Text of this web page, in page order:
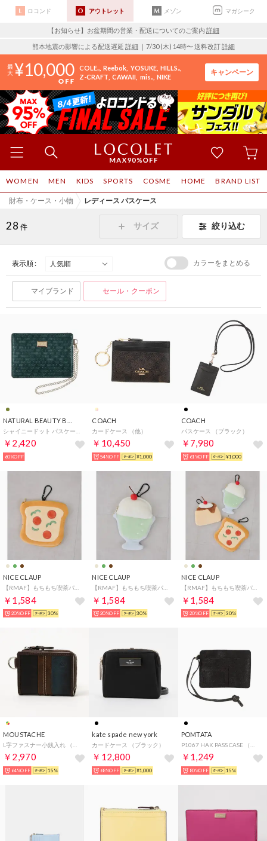
ロコンド アウトレット メゾン マガシーク
【お知らせ】お盆期間の営業・配送についてのご案内 詳細
熊本地震の影響による配送遅延 詳細 ｜7/30 (木) 14時〜 送料改訂詳細
10,000 COLE.. Reebok YOSUKE HILLS..
Z-CRAFT CAWAII mis.. NIKE
キャンペーン
WOMEN MEN KIDS SPORTS COSME HOME BRAND LIST
財布・ケース・小物 レディース パスケース
28 件 サイズ 絞り込む
表示順 : カラーをまとめる
マイブランド セール・クーポン
￥2,420
60%OFF
COACH
カードケース （他）
￥10,450
54%OFF ¥1,000
COACH
パスケース （ブラック）
￥7,980
61%OFF ¥1,000
NICE CLAUP
￥1,584
20%OFF 30%
NICE CLAUP
￥1,584
20%OFF 30%
NICE CLAUP
【RMAF】もちもち喫茶パスケース （BE）
￥1,584
20%OFF 30%
MOUSTACHE
￥2,970
64%OFF 15%
kate spade new york
カードケース （ブラック）
￥12,800
68%OFF ¥1,000
POMTATA
￥1,249
80%OFF 15%